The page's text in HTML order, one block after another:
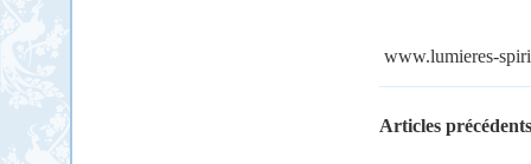
www.lumieres-
Articles